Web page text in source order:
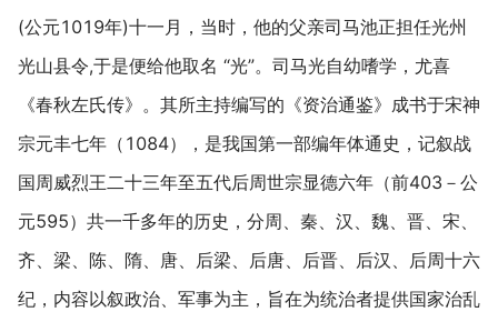
(公元1019年)十一月，当时，他的父亲司马池正担任光州
光山县令,于是便给他取名 “光”。司马光自幼嗜学，尤喜
《春秋左氏传》。其所主持编写的《资治通鉴》成书于宋神
宗元丰七年（1084），是我国第一部编年体通史，记叙战
国周威烈王二十三年至五代后周世宗显德六年（前403－公
元595）共一千多年的历史，分周、秦、汉、魏、晋、宋、
齐、梁、陈、隋、唐、后梁、后唐、后晋、后汉、后周十六
纪，内容以叙政治、军事为主，旨在为统治者提供国家治乱